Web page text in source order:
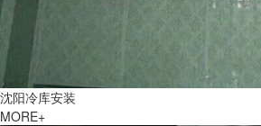
沈阳冷库安装
MORE+